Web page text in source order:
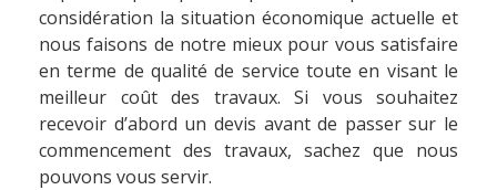
considération la situation économique actuelle et
nous faisons de notre mieux pour vous satisfaire
en terme de qualité de service toute en visant le
meilleur coût des travaux. Si vous souhaitez
recevoir d’abord un devis avant de passer sur le
commencement des travaux, sachez que nous
pouvons vous servir.